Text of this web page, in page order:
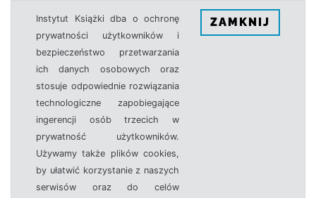
Instytut Książki dba o ochronę
prywatności użytkowników i
bezpieczeństwo przetwarzania
ich danych osobowych oraz
stosuje odpowiednie rozwiązania
technologiczne zapobiegające
ingerencji osób trzecich w
prywatność użytkowników.
Używamy także plików cookies,
by ułatwić korzystanie z naszych
serwisów oraz do celów
ZAMKNIJ